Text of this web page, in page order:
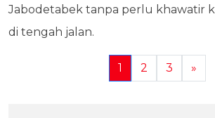
Jabodetabek tanpa perlu khawatir
di tengah jalan.
1 2 3 »